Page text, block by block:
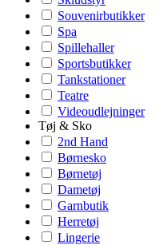
Souvenirbutikker
Spa
Spillehaller
Sportsbutikker
Tankstationer
Teatre
Videoudlejninger
Tøj & Sko
2nd Hand
Børnesko
Børnetøj
Dametøj
Garnbutik
Herretøj
Lingerie